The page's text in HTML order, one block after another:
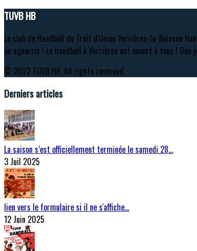
TUVB HB
Le club de Handball du Trait d'Union Verrières-le-Buisson
ou aguerris ! Le handball à Verrières est ouvert à tous !
© 2022 TUVB HB. All rights reserved.
Derniers articles
La saison s’est officiellement terminée le samedi 28…
3 Juil 2025
lien vers le formulaire si il ne s'affiche…
12 Juin 2025